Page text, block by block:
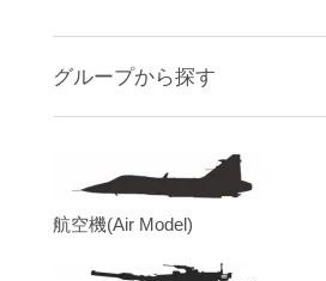
グループから探す
航空機(Air Model)